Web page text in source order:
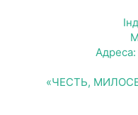
Адреса:
«ЧЕСТЬ,